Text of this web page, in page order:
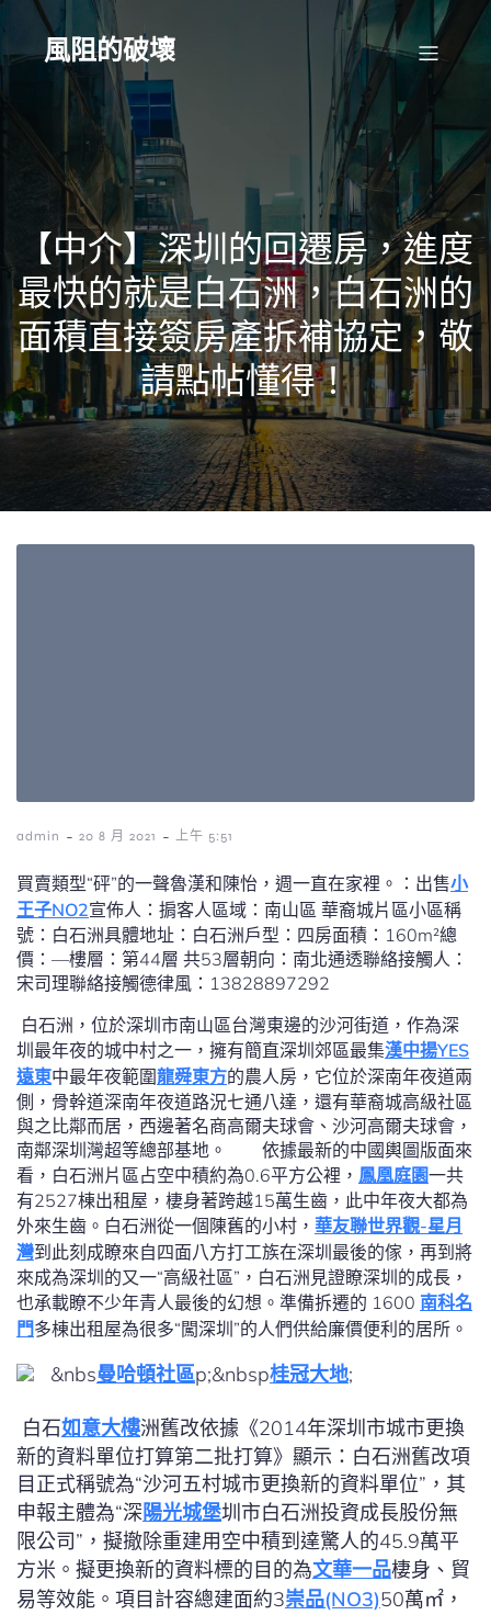
Skip
content風阻的破壞
【中介】深圳的回遷房，進度
最快的就是白石洲，白石洲的
面積直接簽房產拆補協定，敬
請點帖懂得！
admin - 20 8 月 2021 - 上午 5:51
買賣類型“砰”的一聲魯漢和陳怡，週一直在家裡。： 出售小
王子NO2宣佈人： 掮客人區域： 南山區 華裔城片區小區稱
號： 白石洲具體地址： 白石洲戶型： 四房面積： 160m²總
價： —樓層： 第44層 共53層朝向： 南北通透聯絡接觸人：
宋司理聯絡接觸德律風： 13828897292
白石洲，位於深圳市南山區台灣東邊的沙河街道，作為深
圳最年夜的城中村之一，擁有簡直深圳郊區最集漢中揚YES
遠東中最年夜範圍龍舜東方的農人房，它位於深南年夜道兩
側，骨幹道深南年夜道路況七通八達，還有華裔城高級社區
與之比鄰而居，西邊著名商高爾夫球會、沙河高爾夫球會，
南鄰深圳灣超等總部基地。 依據最新的中國輿圖版面來
看，白石洲片區占空中積約為0.6平方公裡， 鳳凰庭園一共
有2527棟出租屋，棲身著跨越15萬生齒，此中年夜大都為
外來生齒。白石洲從一個陳舊的小村， 華友聯世界觀-星月
灣到此刻成瞭來自四面八方打工族在深圳最後的傢，再到將
來成為深圳的又一“高級社區”，白石洲見證瞭深圳的成長，
也承載瞭不少年青人最後的幻想。準備拆遷的 1600 南科名
門多棟出租屋為很多“闖深圳”的人們供給廉價便利的居所。
&nbs曼哈頓社區p;&nbsp桂冠大地;
白石如意大樓洲舊改依據《2014年深圳市城市更換
新的資料單位打算第二批打算》顯示：白石洲舊改項
目正式稱號為“沙河五村城市更換新的資料單位”，其
申報主體為“深陽光城堡圳市白石洲投資成長股份無
限公司”，擬撤除重建用空中積到達驚人的45.9萬平
方米。擬更換新的資料標的目的為文華一品棲身、貿
易等效能。項目計容總建面約3崇品(NO3)50萬㎡，